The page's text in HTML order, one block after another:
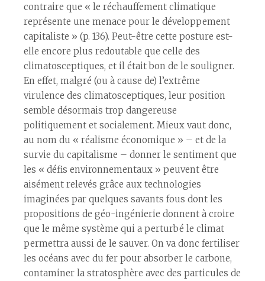
contraire que « le réchauffement climatique
représente une menace pour le développement
capitaliste » (p. 136). Peut-être cette posture est-
elle encore plus redoutable que celle des
climatosceptiques, et il était bon de le souligner.
En effet, malgré (ou à cause de) l’extrême
virulence des climatosceptiques, leur position
semble désormais trop dangereuse
politiquement et socialement. Mieux vaut donc,
au nom du « réalisme économique » – et de la
survie du capitalisme – donner le sentiment que
les « défis environnementaux » peuvent être
aisément relevés grâce aux technologies
imaginées par quelques savants fous dont les
propositions de géo-ingénierie donnent à croire
que le même système qui a perturbé le climat
permettra aussi de le sauver. On va donc fertiliser
les océans avec du fer pour absorber le carbone,
contaminer la stratosphère avec des particules de